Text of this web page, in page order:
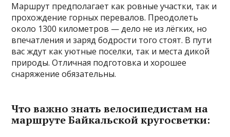
Маршрут предполагает как ровные участки, так и
прохождение горных перевалов. Преодолеть
около 1300 километров — дело не из лёгких, но
впечатления и заряд бодрости того стоят. В пути
вас ждут как уютные поселки, так и места дикой
природы. Отличная подготовка и хорошее
снаряжение обязательны.
Что важно знать велосипедистам на
маршруте Байкальской кругосветки: